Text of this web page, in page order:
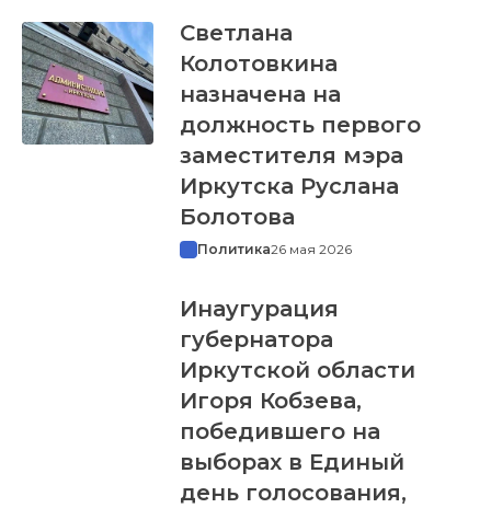
Светлана
Колотовкина
назначена на
должность первого
заместителя мэра
Иркутска Руслана
Болотова
Политика26 мая 2026
Инаугурация
губернатора
Иркутской области
Игоря Кобзева,
победившего на
выборах в Единый
день голосования,